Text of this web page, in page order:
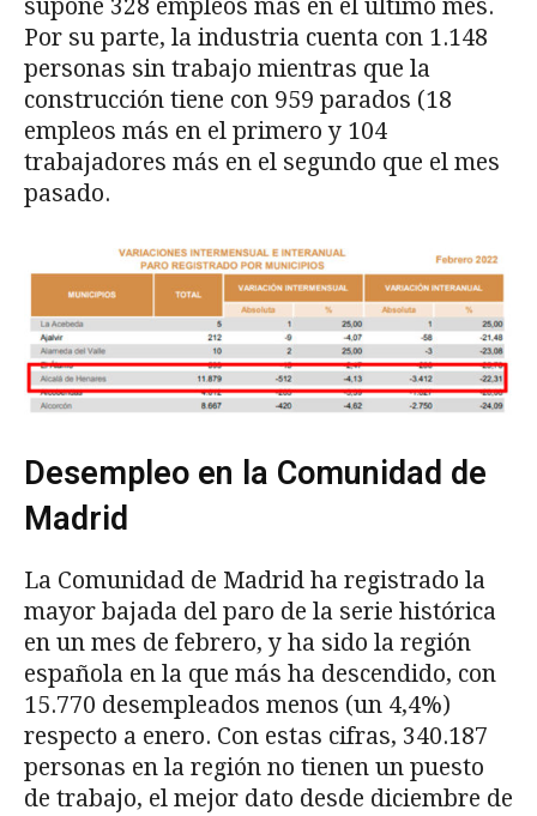
supone 328 empleos más en el último mes.
Por su parte, la industria cuenta con 1.148
personas sin trabajo mientras que la
construcción tiene con 959 parados (18
empleos más en el primero y 104
trabajadores más en el segundo que el mes
pasado.
Desempleo en la Comunidad de
Madrid
La Comunidad de Madrid ha registrado la
mayor bajada del paro de la serie histórica
en un mes de febrero, y ha sido la región
española en la que más ha descendido, con
15.770 desempleados menos (un 4,4%)
respecto a enero. Con estas cifras, 340.187
personas en la región no tienen un puesto
de trabajo, el mejor dato desde diciembre de